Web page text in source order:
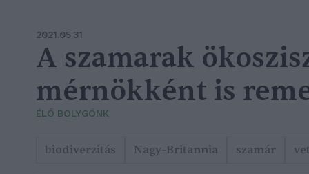
2021.05.31
A szamarak
mérnökként is
ÉLŐ BOLYGÓNK
biodiverzitás Nagy-Britannia szamár